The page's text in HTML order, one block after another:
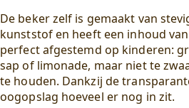
De beker zelf is gemaakt van
kunststof en heeft een inhoud
perfect afgestemd op kinderen:
sap of limonade, maar niet te
te houden. Dankzij de
oogopslag hoeveel er nog in zit.